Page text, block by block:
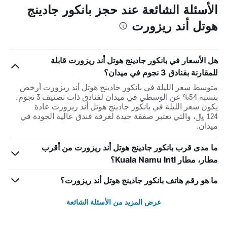
الأسئلة الشائعة عند حجز بانكور جادينج
هوتل أند ريزورت
هل الأسعار في بانكور جادينج هوتل أند ريزورت قابلة
للمقارنة بفنادق 3 نجوم في ميدان؟
متوسط سعر الليلة في بانكور جادينج هوتل أند ريزورت أرخص
بنسبة 54% عن الوسطي في ميدان لفنادق ذات تصنيف 3 نجوم.
يكون سعر الليلة في بانكور جادينج هوتل أند ريزورت عادة
124 ﷼، والتي تعتبر صفقة جيدة لغرفة فندق عالية الجودة في
ميدان.
ما مدى قرب بانكور جادينج هوتل أند ريزورت من أقرب
مطار، مطار Kuala Namu Intl؟
ما هو رقم هاتف بانكور جادينج هوتل أند ريزورت؟
عرض المزيد من الأسئلة الشائعة